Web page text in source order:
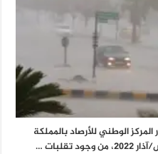
الوطني للأرصاد بالمملكة